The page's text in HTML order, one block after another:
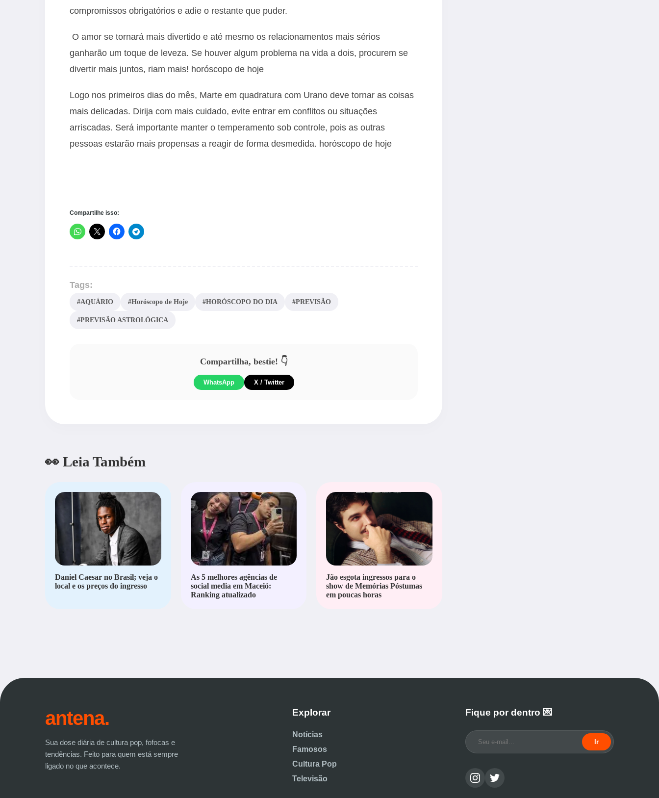
compromissos obrigatórios e adie o restante que puder.
O amor se tornará mais divertido e até mesmo os relacionamentos mais sérios
ganharão um toque de leveza. Se houver algum problema na vida a dois, procurem se
divertir mais juntos, riam mais! horóscopo de hoje
Logo nos primeiros dias do mês, Marte em quadratura com Urano deve tornar as coisas
mais delicadas. Dirija com mais cuidado, evite entrar em conflitos ou situações
arriscadas. Será importante manter o temperamento sob controle, pois as outras
pessoas estarão mais propensas a reagir de forma desmedida. horóscopo de hoje
Compartilhe isso:
Tags:
#AQUÁRIO #Horóscopo de Hoje #HORÓSCOPO DO DIA #PREVISÃO
#PREVISÃO ASTROLÓGICA
Compartilha, bestie! 👇
WhatsApp X / Twitter
👀 Leia Também
Daniel Caesar no Brasil; veja o
local e os preços do ingresso
As 5 melhores agências de
social media em Maceió:
Ranking atualizado
Jão esgota ingressos para o
show de Memórias Póstumas
em poucas horas
antena.
Sua dose diária de cultura pop, fofocas e
tendências. Feito para quem está sempre
ligado no que acontece.
Explorar
Notícias
Famosos
Cultura Pop
Televisão
Fique por dentro 💌
Ir